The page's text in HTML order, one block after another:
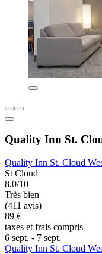
Quality Inn St.
Quality Inn St. Cloud
St Cloud
8,0/10
Très bien
(411 avis)
89 €
taxes et frais compris
6 sept. - 7 sept.
Quality Inn St. Cloud